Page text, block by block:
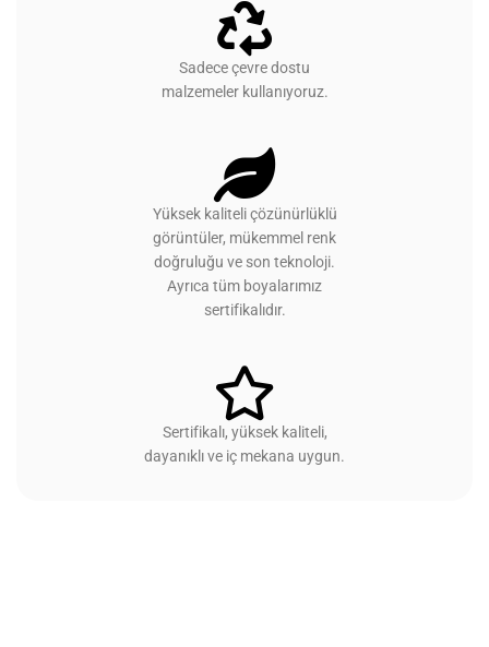
Sadece çevre dostu
malzemeler kullanıyoruz.
Yüksek kaliteli çözünürlüklü
görüntüler, mükemmel renk
doğruluğu ve son teknoloji.
Ayrıca tüm boyalarımız
sertifikalıdır.
Sertifikalı, yüksek kaliteli,
dayanıklı ve iç mekana uygun.